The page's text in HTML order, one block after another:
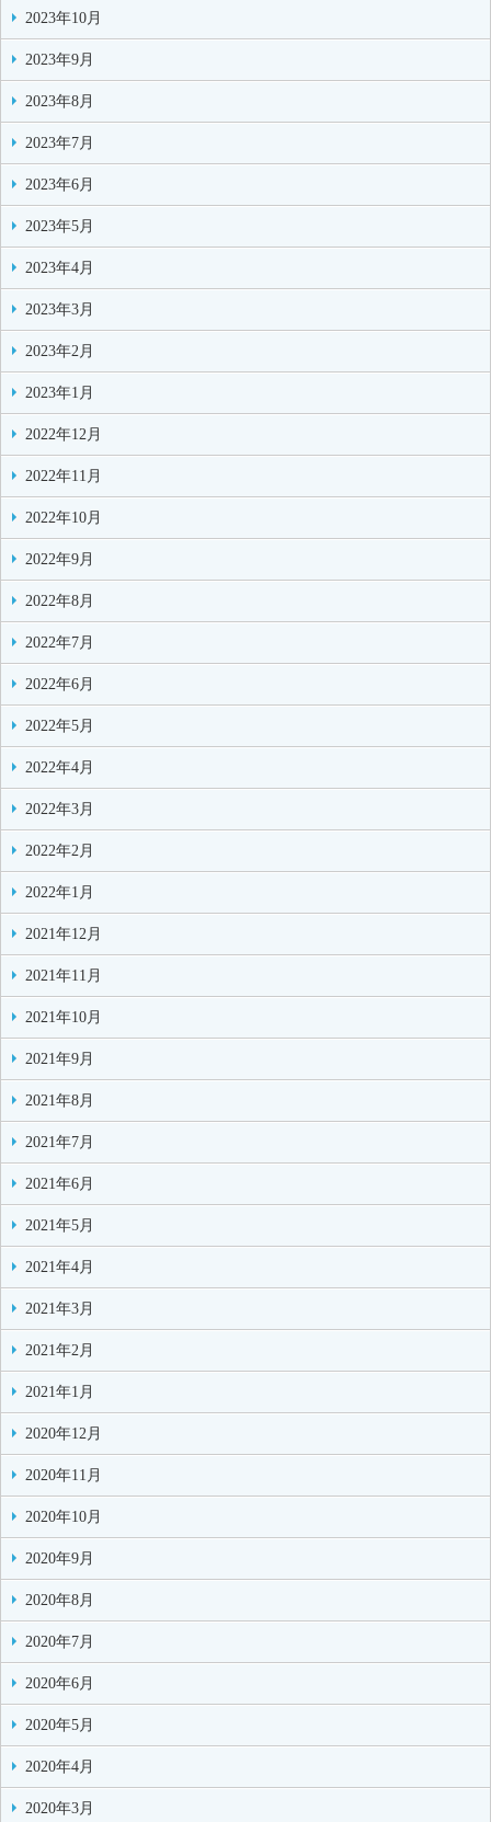
2023年10月
2023年9月
2023年8月
2023年7月
2023年6月
2023年5月
2023年4月
2023年3月
2023年2月
2023年1月
2022年12月
2022年11月
2022年10月
2022年9月
2022年8月
2022年7月
2022年6月
2022年5月
2022年4月
2022年3月
2022年2月
2022年1月
2021年12月
2021年11月
2021年10月
2021年9月
2021年8月
2021年7月
2021年6月
2021年5月
2021年4月
2021年3月
2021年2月
2021年1月
2020年12月
2020年11月
2020年10月
2020年9月
2020年8月
2020年7月
2020年6月
2020年5月
2020年4月
2020年3月